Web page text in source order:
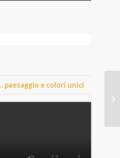
paesaggio e colori unici